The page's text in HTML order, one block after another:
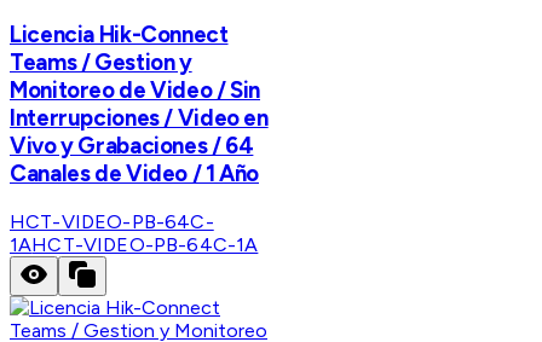
Licencia Hik-Connect
Teams / Gestion y
Monitoreo de Video / Sin
Interrupciones / Video en
Vivo y Grabaciones / 64
Canales de Video / 1 Año
HCT-VIDEO-PB-64C-
1AHCT-VIDEO-PB-64C-1A